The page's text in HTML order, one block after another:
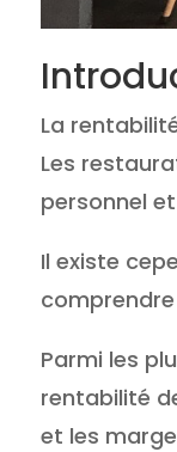
La
Les
personnel
Il existe
Parmi les
rentabilité
et les